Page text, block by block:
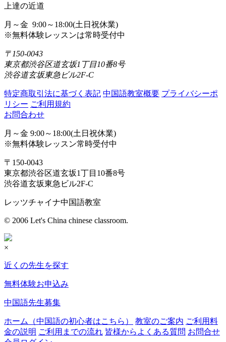
上達の近道
月～金 9:00～18:00(土日祝休業)
※無料体験レッスンは常時受付中
〒150-0043
東京都渋谷区道玄坂1丁目10番8号
渋谷道玄坂東急ビル2F-C
特定商取引法に基づく表記 中国語教室概要 プライバシーポ
リシー ご利用規約
お問合わせ
月～金 9:00～18:00(土日祝休業)
※無料体験レッスン常時受付中
〒150-0043
東京都渋谷区道玄坂1丁目10番8号
渋谷道玄坂東急ビル2F-C
レッツチャイナ中国語教室
© 2006 Let's China chinese classroom.
×
近くの先生を探す
無料体験お申込み
中国語先生募集
ホーム（中国語の初心者はこちら） 教室のご案内 ご利用料
金の説明 ご利用までの流れ 皆様からよくある質問 お問合せ